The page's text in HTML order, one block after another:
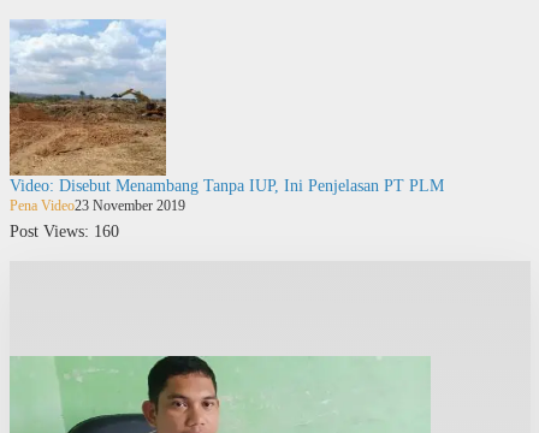
Video: Disebut Menambang Tanpa IUP, Ini Penjelasan PT PLM
Pena Video23 November 2019
Post Views: 160